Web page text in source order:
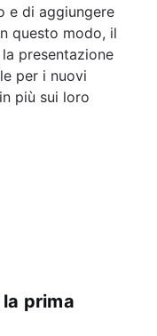
e di aggiungere
questo modo, il
presentazione
per i nuovi
più sui loro
prima